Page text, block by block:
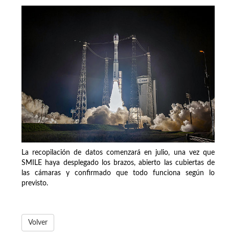
La recopilación de datos comenzará en julio, una vez que
SMILE haya desplegado los brazos, abierto las cubiertas de
las cámaras y confirmado que todo funciona según lo
previsto.
Volver